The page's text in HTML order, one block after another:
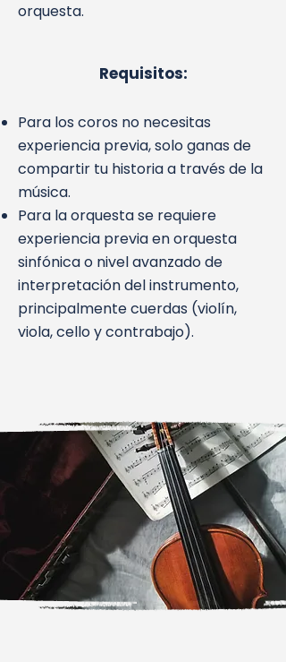
orquesta.
Requisitos:
Para los coros no necesitas
experiencia previa, solo ganas de
compartir tu historia a través de la
música.
Para la orquesta se requiere
experiencia previa en orquesta
sinfónica o nivel avanzado de
interpretación del instrumento,
principalmente cuerdas (violín,
viola, cello y contrabajo).